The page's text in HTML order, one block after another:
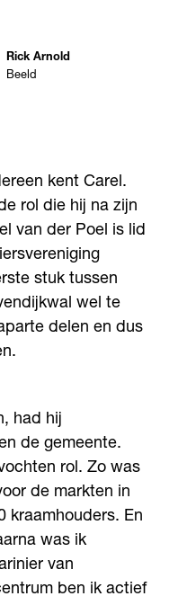
Rick Arnold
Beeld
kent Carel.
rol die hij na zijn
van der Poel is lid
stuk tussen
wel te
delen en dus
had hij
de gemeente.
rol. Zo was
de markten in
kraamhouders. En
was ik
van
ben ik actief